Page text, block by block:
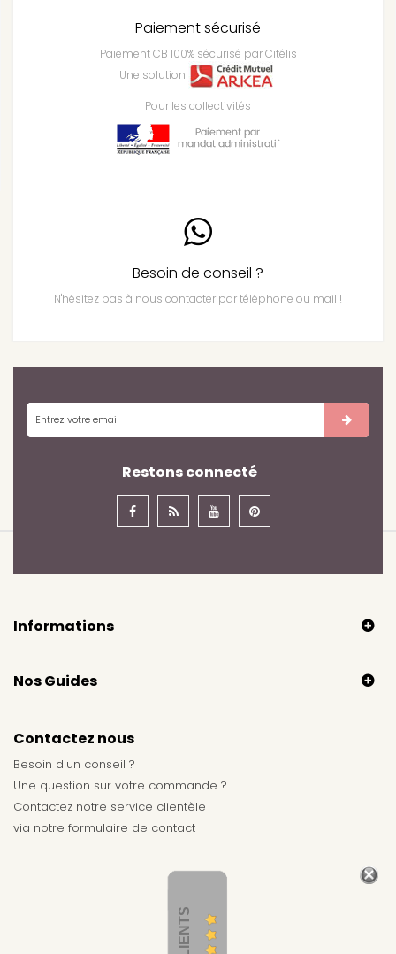
Paiement sécurisé
Paiement CB 100% sécurisé par Citélis
Une solution
Pour les collectivités
Besoin de conseil ?
N'hésitez pas à nous contacter par téléphone ou mail !
Restons connecté
Informations
Nos Guides
Contactez nous
Besoin d'un conseil ?
Une question sur votre commande ?
Contactez notre service clientèle
via notre formulaire de contact